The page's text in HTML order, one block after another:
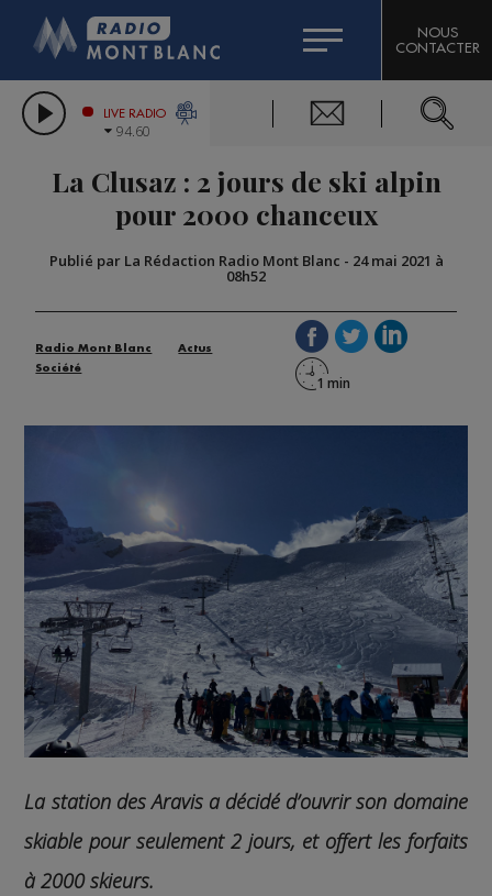
LES CHRONIQUES DE L'EXPERT
CITIZEN MACHINERY
GRAND MASSIF DOMAINES SKIABLES
BIGARD
COMPAGNIE DU MONT-BLANC
NOUS
CONTACTER
LIVE RADIO
94.60
La Clusaz : 2 jours de ski alpin
pour 2000 chanceux
Publié par La Rédaction Radio Mont Blanc - 24 mai 2021 à
08h52
Radio Mont Blanc
Actus
Société
La station des Aravis a décidé d’ouvrir son domaine
skiable pour seulement 2 jours, et offert les forfaits
à 2000 skieurs.